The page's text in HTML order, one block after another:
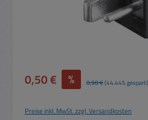
Verkaufspreis:
0,50 € % Regulärer Preis:
0,90 €(44.44% gespart)
Preise inkl. MwSt. zzgl. Versandkosten